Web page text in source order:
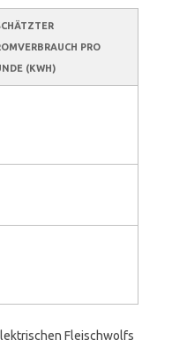
PRO
(KWH)
Fleischwolfs